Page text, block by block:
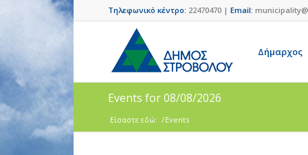
Τηλεφωνικό κέντρο: 22470470 | Email:
Δήμαρχος
Events for 08/08/2026
Είσαστε εδώ: /Events